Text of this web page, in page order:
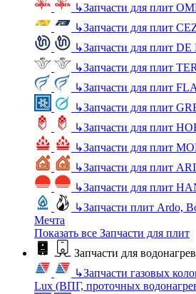
↳Запчасти для плит
↳Запчасти для плит
↳Запчасти для плит
↳Запчасти для плит
↳Запчасти для плит
↳Запчасти для плит
↳Запчасти для плит
↳Запчасти для плит
↳Запчасти для плит
↳Запчасти для плит
↳Запчасти плит Ardo,
Мечта
Показать все Запчасти для плит
Запчасти для
↳Запчасти газовых
Lux (ВПГ, проточных